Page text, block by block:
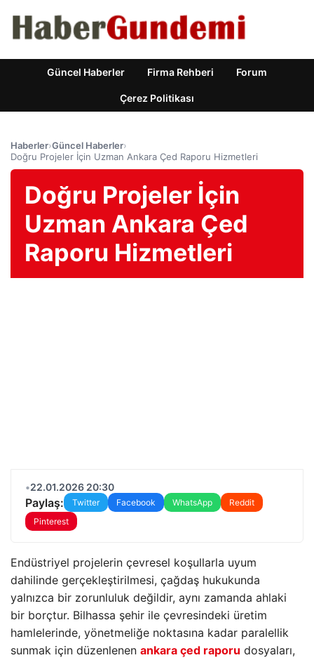
Güncel Haberler Firma Rehberi Forum
Çerez Politikası
Haberler›Güncel Haberler›
Doğru Projeler İçin Uzman Ankara Çed Raporu Hizmetleri
Doğru Projeler İçin
Uzman Ankara Çed
Raporu Hizmetleri
•22.01.2026 20:30
Paylaş: Twitter Facebook WhatsApp
Reddit
Pinterest
Endüstriyel projelerin çevresel koşullarla uyum
dahilinde gerçekleştirilmesi, çağdaş hukukunda
yalnızca bir zorunluluk değildir, aynı zamanda ahlaki
bir borçtur. Bilhassa şehir ile çevresindeki üretim
hamlelerinde, yönetmeliğe noktasına kadar paralellik
sunmak için düzenlenen ankara çed raporu dosyaları,